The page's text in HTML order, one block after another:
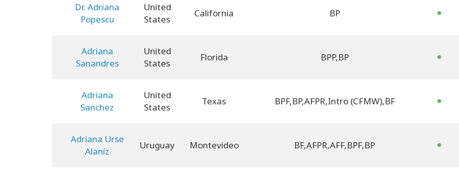
Dr. Adriana
Popescu
United
States
California BP
Adriana
Sanandres
United
States
Florida BPP,BP
Adriana
Sanchez
United
States
Texas BPF,BP,AFPR,Intro (CFMW),BF
Adriana Urse
Alaníz
Uruguay Montevideo BF,AFPR,AFF,BPF,BP